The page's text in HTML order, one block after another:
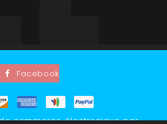
Facebook
commerce électronique par